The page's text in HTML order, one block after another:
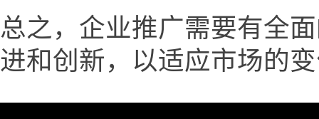
总之，企业推广需要有全
进和创新，以适应市场的